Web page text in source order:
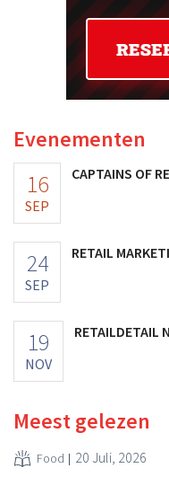
Evenementen
16
SEP
CAPTAINS OF
24
SEP
RETAIL
19
NOV
RETAILDETAIL
Meest gelezen
Food 20 Juli, 2026